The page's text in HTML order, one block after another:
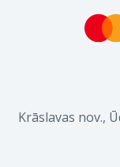
Krāslavas nov.,